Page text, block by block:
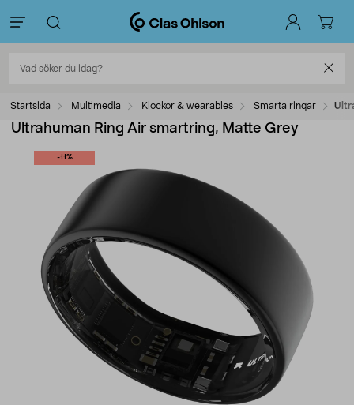
Startsida Multimedia Klockor & wearables Smarta ringar
Ultrahuman Ring Air smartring, Matte Grey
-11%